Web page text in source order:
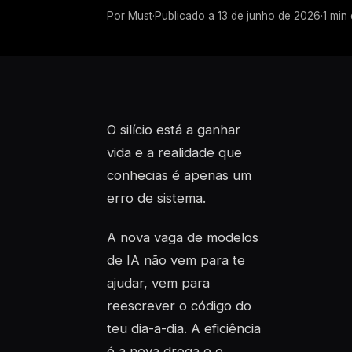
Por Must·Publicado a 13 de junho de 2026·1 min
O silício está a ganhar
vida e a realidade que
conhecias é apenas um
erro de sistema.
A nova vaga de modelos
de IA não vem para te
ajudar, vem para
reescrever o código do
teu dia-a-dia. A eficiência